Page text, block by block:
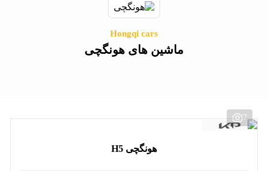
Hongqi cars
ماشین های هونگچی
7
هونگچی H5